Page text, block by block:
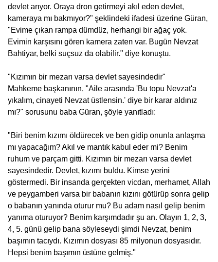
devlet arıyor. Oraya dron getirmeyi akıl eden devlet,
kameraya mı bakmıyor?" şeklindeki ifadesi üzerine Güran,
"Evime çıkan rampa dümdüz, herhangi bir ağaç yok.
Evimin karşısını gören kamera zaten var. Bugün Nevzat
Bahtiyar, belki suçsuz da olabilir." diye konuştu.
"Kızımın bir mezarı varsa devlet sayesindedir"
Mahkeme başkanının, "Aile arasında 'Bu topu Nevzat'a
yıkalım, cinayeti Nevzat üstlensin.' diye bir karar aldınız
mı?" sorusunu baba Güran, şöyle yanıtladı:
"Biri benim kızımı öldürecek ve ben gidip onunla anlaşma
mı yapacağım? Akıl ve mantık kabul eder mi? Benim
ruhum ve parçam gitti. Kızımın bir mezarı varsa devlet
sayesindedir. Devlet, kızımı buldu. Kimse yerini
göstermedi. Bir insanda gerçekten vicdan, merhamet, Allah
ve peygamberi varsa bir babanın kızını götürüp sonra gelip
o babanın yanında oturur mu? Bu adam nasıl gelip benim
yanıma oturuyor? Benim karşımdadır şu an. Olayın 1, 2, 3,
4, 5. günü gelip bana söyleseydi şimdi Nevzat, benim
başımın tacıydı. Kızımın dosyası 85 milyonun dosyasıdır.
Hepsi benim başımın üstüne gelmiş."